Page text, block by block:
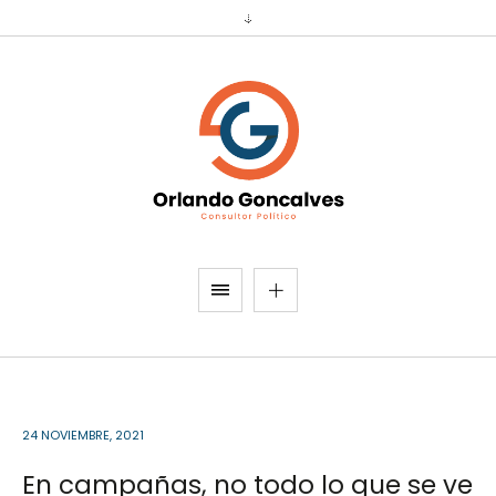
24 NOVIEMBRE, 2021
En campañas, no todo lo que se ve